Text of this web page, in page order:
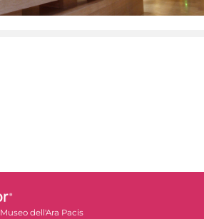
Museo dell'Ara Pacis